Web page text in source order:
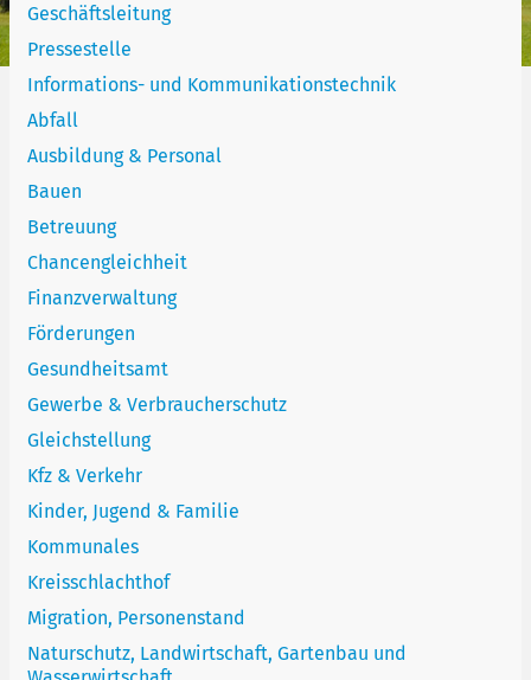
Geschäftsleitung
Pressestelle
Informations- und Kommunikationstechnik
Abfall
Ausbildung & Personal
Bauen
Betreuung
Chancengleichheit
Finanzverwaltung
Förderungen
Gesundheitsamt
Gewerbe & Verbraucherschutz
Gleichstellung
Kfz & Verkehr
Kinder, Jugend & Familie
Kommunales
Kreisschlachthof
Migration, Personenstand
Naturschutz, Landwirtschaft, Gartenbau und